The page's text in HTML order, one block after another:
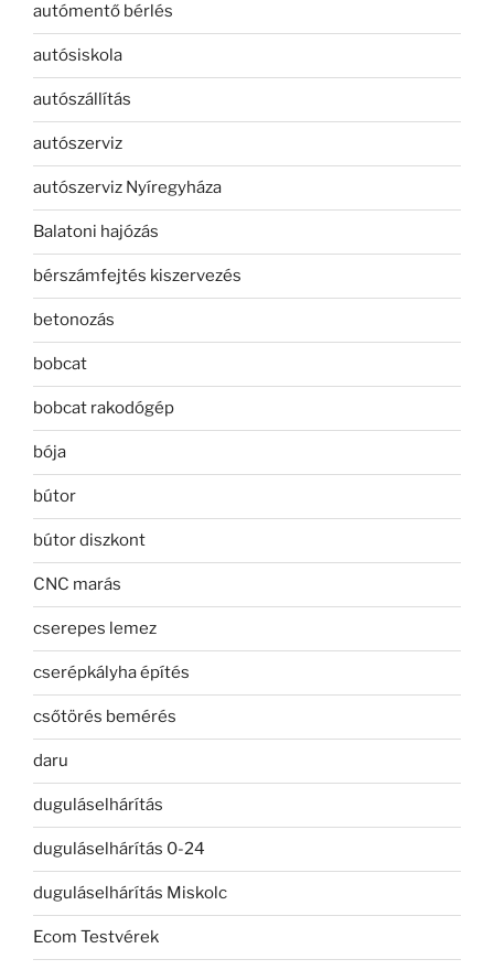
autómentő bérlés
autósiskola
autószállítás
autószerviz
autószerviz Nyíregyháza
Balatoni hajózás
bérszámfejtés kiszervezés
betonozás
bobcat
bobcat rakodógép
bója
bútor
bútor diszkont
CNC marás
cserepes lemez
cserépkályha építés
csőtörés bemérés
daru
duguláselhárítás
duguláselhárítás 0-24
duguláselhárítás Miskolc
Ecom Testvérek